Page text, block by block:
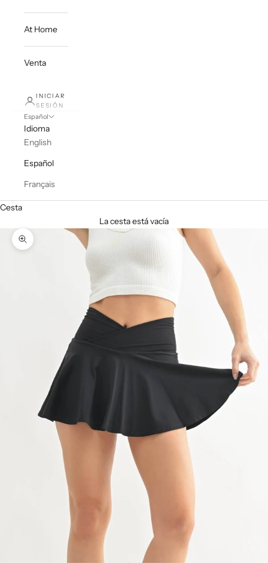
At Home
Venta
INICIAR
SESIÓN
Español
Idioma
English
Español
Français
Cesta
La cesta está vacía
Zoom